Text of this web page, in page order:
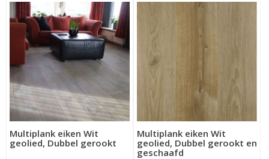
Multiplank eiken Wit
geolied, Dubbel gerookt
Multiplank eiken Wit
geolied, Dubbel gerookt en
geschaafd